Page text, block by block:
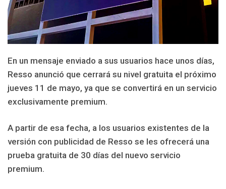
En un mensaje enviado a sus usuarios hace unos días,
Resso anunció que cerrará su nivel gratuita el próximo
jueves 11 de mayo, ya que se convertirá en un servicio
exclusivamente premium.
A partir de esa fecha, a los usuarios existentes de la
versión con publicidad de Resso se les ofrecerá una
prueba gratuita de 30 días del nuevo servicio
premium.